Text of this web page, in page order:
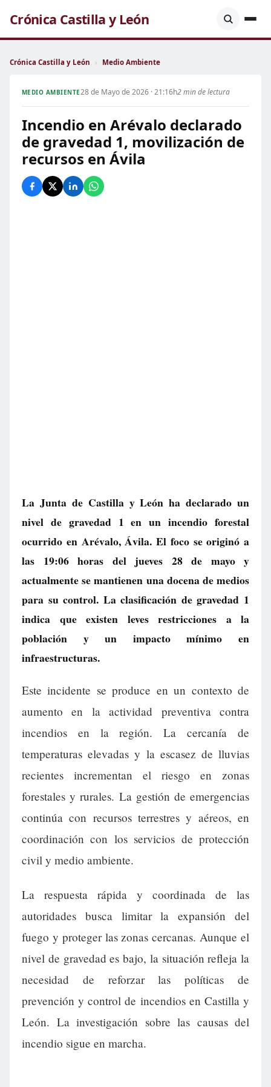
Crónica Castilla y León
Crónica Castilla y León › Medio Ambiente
MEDIO AMBIENTE28 de Mayo de 2026 · 21:16h2 min de lectura
Incendio en Arévalo declarado
de gravedad 1, movilización de
recursos en Ávila
La Junta de Castilla y León ha declarado un
nivel de gravedad 1 en un incendio forestal
ocurrido en Arévalo, Ávila. El foco se originó a
las 19:06 horas del jueves 28 de mayo y
actualmente se mantienen una docena de medios
para su control. La clasificación de gravedad 1
indica que existen leves restricciones a la
población y un impacto mínimo en
infraestructuras.
Este incidente se produce en un contexto de
aumento en la actividad preventiva contra
incendios en la región. La cercanía de
temperaturas elevadas y la escasez de lluvias
recientes incrementan el riesgo en zonas
forestales y rurales. La gestión de emergencias
continúa con recursos terrestres y aéreos, en
coordinación con los servicios de protección
civil y medio ambiente.
La respuesta rápida y coordinada de las
autoridades busca limitar la expansión del
fuego y proteger las zonas cercanas. Aunque el
nivel de gravedad es bajo, la situación refleja la
necesidad de reforzar las políticas de
prevención y control de incendios en Castilla y
León. La investigación sobre las causas del
incendio sigue en marcha.